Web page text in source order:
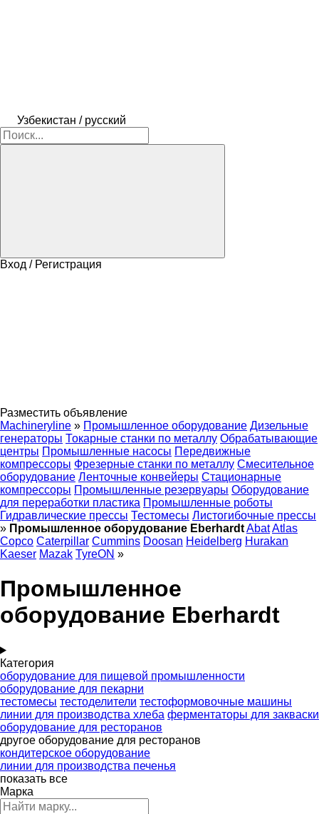
Узбекистан / русский
Вход / Регистрация
Разместить объявление
Machineryline » Промышленное оборудование Дизельные
генераторы Токарные станки по металлу Обрабатывающие
центры Промышленные насосы Передвижные
компрессоры Фрезерные станки по металлу Смесительное
оборудование Ленточные конвейеры Стационарные
компрессоры Промышленные резервуары Оборудование
для переработки пластика Промышленные роботы
Гидравлические прессы Тестомесы Листогибочные прессы
» Промышленное оборудование EberhardtAbatAtlas
Copco Caterpillar Cummins Doosan Heidelberg Hurakan
Kaeser Mazak TyreON »
Промышленное
оборудование Eberhardt
Категория
оборудование для пищевой промышленности
оборудование для пекарни
тестомесы тестоделители тестоформовочные машины
линии для производства хлеба ферментаторы для закваски
оборудование для ресторанов
другое оборудование для ресторанов
кондитерское оборудование
линии для производства печенья
показать все
Марка